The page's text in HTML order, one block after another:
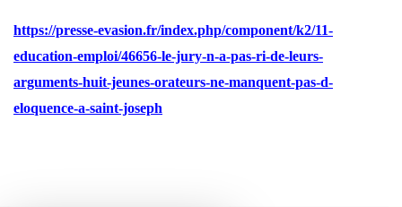
https://presse-evasion.fr/index.php/component/k2/11-
education-emploi/46656-le-jury-n-a-pas-ri-de-leurs-
arguments-huit-jeunes-orateurs-ne-manquent-pas-d-
eloquence-a-saint-joseph